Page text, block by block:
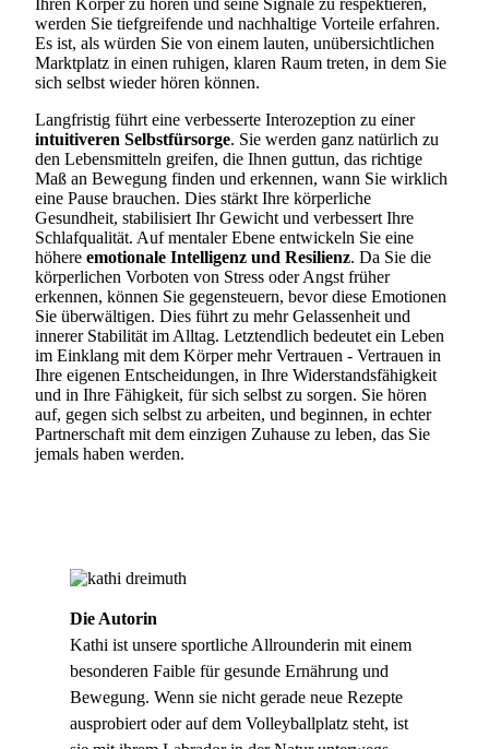
werden Sie tiefgreifende und nachhaltige Vorteile erfahren.
Es ist, als würden Sie von einem lauten, unübersichtlichen
Marktplatz in einen ruhigen, klaren Raum treten, in dem Sie
sich selbst wieder hören können.
Langfristig führt eine verbesserte Interozeption zu einer
intuitiveren Selbstfürsorge. Sie werden ganz natürlich zu
den Lebensmitteln greifen, die Ihnen guttun, das richtige
Maß an Bewegung finden und erkennen, wann Sie wirklich
eine Pause brauchen. Dies stärkt Ihre körperliche
Gesundheit, stabilisiert Ihr Gewicht und verbessert Ihre
Schlafqualität. Auf mentaler Ebene entwickeln Sie eine
höhere emotionale Intelligenz und Resilienz. Da Sie die
körperlichen Vorboten von Stress oder Angst früher
erkennen, können Sie gegensteuern, bevor diese Emotionen
Sie überwältigen. Dies führt zu mehr Gelassenheit und
innerer Stabilität im Alltag. Letztendlich bedeutet ein Leben
im Einklang mit dem Körper mehr Vertrauen - Vertrauen in
Ihre eigenen Entscheidungen, in Ihre Widerstandsfähigkeit
und in Ihre Fähigkeit, für sich selbst zu sorgen. Sie hören
auf, gegen sich selbst zu arbeiten, und beginnen, in echter
Partnerschaft mit dem einzigen Zuhause zu leben, das Sie
jemals haben werden.
Die Autorin
Kathi ist unsere sportliche Allrounderin mit einem
besonderen Faible für gesunde Ernährung und
Bewegung. Wenn sie nicht gerade neue Rezepte
ausprobiert oder auf dem Volleyballplatz steht, ist